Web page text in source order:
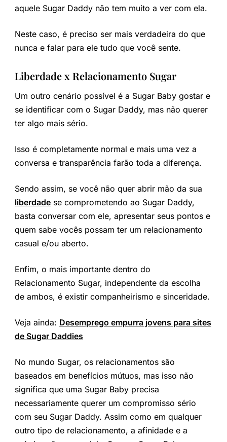
aquele Sugar Daddy não tem muito a ver com ela.
Neste caso, é preciso ser mais verdadeira do que
nunca e falar para ele tudo que você sente.
Liberdade x Relacionamento Sugar
Um outro cenário possível é a Sugar Baby gostar e
se identificar com o Sugar Daddy, mas não querer
ter algo mais sério.
Isso é completamente normal e mais uma vez a
conversa e transparência farão toda a diferença.
Sendo assim, se você não quer abrir mão da sua
liberdadese comprometendo ao Sugar Daddy,
basta conversar com ele, apresentar seus pontos e
quem sabe vocês possam ter um relacionamento
casual e/ou aberto.
Enfim, o mais importante dentro do
Relacionamento Sugar, independente da escolha
de ambos, é existir companheirismo e sinceridade.
Veja ainda: Desemprego empurra jovens para sites
de Sugar Daddies
No mundo Sugar, os relacionamentos são
baseados em benefícios mútuos, mas isso não
significa que uma Sugar Baby precisa
necessariamente querer um compromisso sério
com seu Sugar Daddy. Assim como em qualquer
outro tipo de relacionamento, a afinidade e a